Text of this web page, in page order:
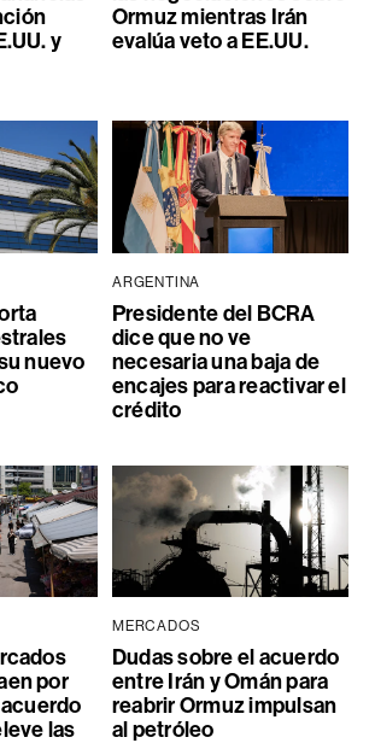
y
Ormuz mientras Irán
evalúa veto a EE.UU.
nuevo
ARGENTINA
Presidente del BCRA
dice que no ve
necesaria una baja de
encajes para reactivar el
crédito
por
las
MERCADOS
Dudas sobre el acuerdo
entre Irán y Omán para
reabrir Ormuz impulsan
al petróleo